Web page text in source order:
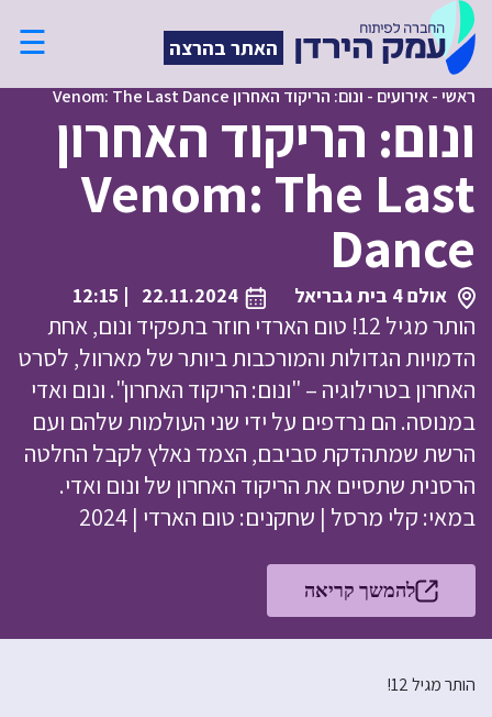
האתר בהרצה ☰
ראשי-אירועים - ונום: הריקוד האחרון Venom: The Last Dance
ונום: הריקוד האחרון
Venom: The Last
Dance
אולם 4 בית גבריאל 22.11.2024
| 12:15
הותר מגיל 12! טום הארדי חוזר בתפקיד ונום, אחת
הדמויות הגדולות והמורכבות ביותר של מארוול, לסרט
האחרון בטרילוגיה – "ונום: הריקוד האחרון". ונום ואדי
במנוסה. הם נרדפים על ידי שני העולמות שלהם ועם
הרשת שמתהדקת סביבם, הצמד נאלץ לקבל החלטה
הרסנית שתסיים את הריקוד האחרון של ונום ואדי.
במאי: קלי מרסל | שחקנים: טום הארדי | 2024
להמשך קריאה
הותר מגיל 12!